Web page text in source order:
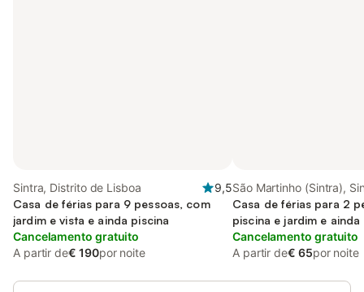
Sintra, Distrito de Lisboa
9,5
Casa de férias para 9 pessoas, com
jardim e vista e ainda piscina
Cancelamento gratuito
A partir de€ 190por noite
São Martinho (Sintra),
Casa de férias para 2
piscina e jardim e ainda
piscina infantil
Cancelamento gratuito
A partir de€ 65por noite